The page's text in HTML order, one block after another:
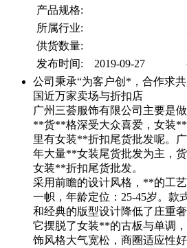
产品规格:
所属行业:
供货数量:
发布时间: 2019-09-27
公司秉承“为客户创*，合作求
国近万家卖场与折扣店
广州三荟服饰有限公司主要是
**货**格深受大众喜爱，女装
里有女装**折扣尾货批发呢。
年大量**女装尾货批发为主，
女装**折扣尾货批发。
采用前瞻的设计风格，**的工
一帜，年龄定位：25-45岁。款
和经典的版型设计降低了庄重
它摆脱了女装**的古板与单调
饰风格大气宽松，商圈适应性好